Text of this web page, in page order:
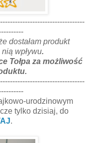
dostałam produkt
nią wpływu.
Tołpa za możliwość
urodzinowym
tylko dzisiaj, do
.